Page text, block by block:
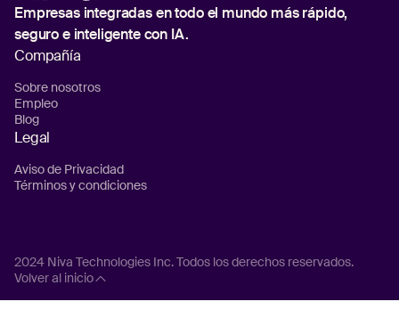
Empresas integradas en todo el mundo más rápido,
seguro e inteligente con IA.
Compañía
Sobre nosotros
Empleo
Blog
Legal
Aviso de Privacidad
Términos y condiciones
2024 Niva Technologies Inc. Todos los derechos reservados.
Volver al inicio